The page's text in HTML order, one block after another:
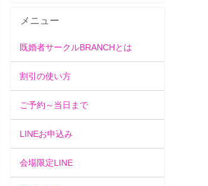
メニュー
既婚者サークルBRANCHとは
割引の使い方
ご予約～当日まで
LINEお申込み
会場限定LINE